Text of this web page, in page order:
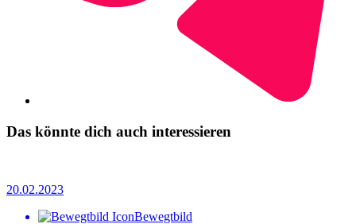
Das könnte dich auch interessieren
20.02.2023
Bewegtbild